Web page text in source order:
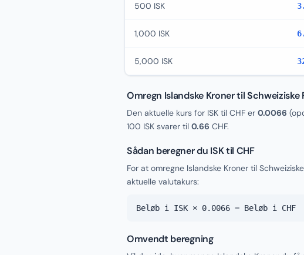
500 ISK
1,000 ISK
5,000 ISK
Omregn Islandske Kroner til Schweiziske
Den aktuelle kurs for ISK til CHF er 0.0066
100 ISK svarer til 0.66 CHF.
Sådan beregner du ISK til CHF
For at omregne Islandske Kroner til
aktuelle valutakurs:
Beløb i ISK × 0.0066 = Beløb i CHF
Omvendt beregning